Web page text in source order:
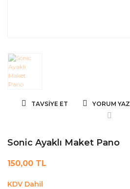
TAVSIYE ET YORUM YAZ
Sonic Ayaklı Maket Pano
150,00 TL
KDV Dahil